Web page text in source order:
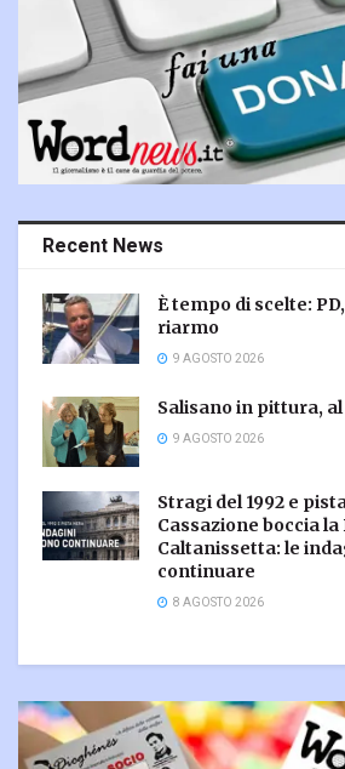
Recent News
È tempo di scelte:
riarmo
9 AGOSTO 2026
Salisano in pittura,
9 AGOSTO 2026
Stragi del 1992 e
Cassazione boccia
Caltanissetta: le
continuare
8 AGOSTO 2026